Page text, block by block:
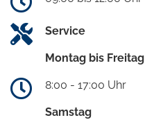
Service
Montag bis Freitag
8:00 - 17:00 Uhr
Samstag